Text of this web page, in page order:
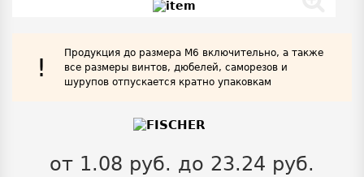
!
Продукция до размера М6 включительно, а также
все размеры винтов, дюбелей, саморезов и
шурупов отпускается кратно упаковкам
от 1.08 руб. до 23.24 руб.